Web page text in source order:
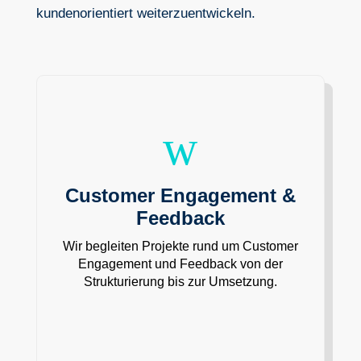
kundenorientiert weiterzuentwickeln.
w
Customer Engagement &
Feedback
Wir begleiten Projekte rund um Customer
Engagement und Feedback von der
Strukturierung bis zur Umsetzung.